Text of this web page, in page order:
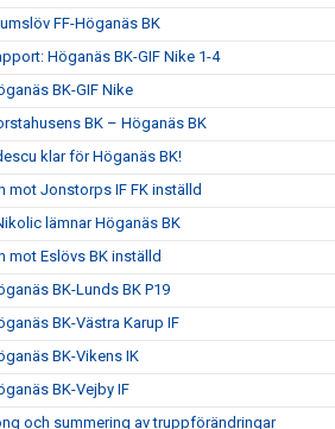
FF-Höganäs BK
Höganäs BK-GIF Nike 1-4
BK-GIF Nike
BK – Höganäs BK
klar för Höganäs BK!
mot Jonstorps IF FK inställd
lämnar Höganäs BK
mot Eslövs BK inställd
BK-Lunds BK P19
BK-Västra Karup IF
BK-Vikens IK
BK-Vejby IF
och summering av truppförändringar